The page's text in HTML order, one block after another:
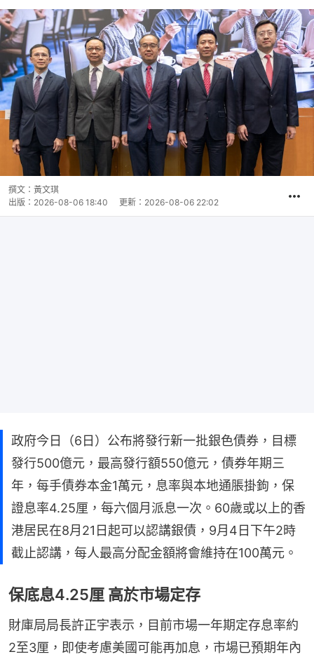
撰文： 黃文琪
出版： 2026-08-06 18:40 更新： 2026-08-06 22:02
政府今日（6日）公布將發行新一批銀色債券，目標
發行500億元，最高發行額550億元，債券年期三
年，每手債券本金1萬元，息率與本地通脹掛鉤，保
證息率4.25厘，每六個月派息一次。60歲或以上的香
港居民在8月21日起可以認講銀債，9月4日下午2時
截止認講，每人最高分配金額將會維持在100萬元。
保底息4.25厘 高於市場定存
財庫局局長許正宇表示，目前市場一年期定存息率約
2至3厘，即使考慮美國可能再加息，市場已預期年內